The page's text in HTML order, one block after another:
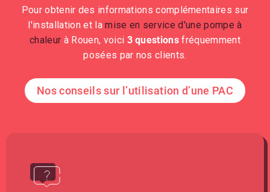
Pour obtenir des informations complémentaires sur
l'installation et lamise en service d'une pompe à
chaleur à Rouen, voici 3 questions fréquemment
posées par nos clients.
Nos conseils sur l’utilisation d’une PAC